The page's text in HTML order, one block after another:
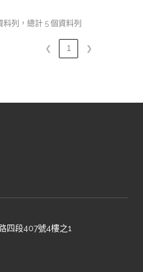
料列，總計 5 個資料列
❮ 1 ❯
四段407號4樓之1